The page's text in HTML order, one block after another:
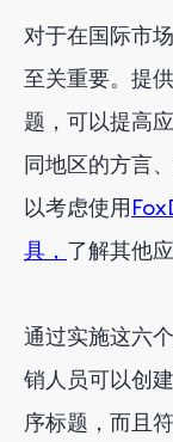
对于在国际市
至关重要。提
题，可以提高
同地区的方言
以考虑使用
具， 了解其他
通过实施这六
销人员可以创
序标题，而且